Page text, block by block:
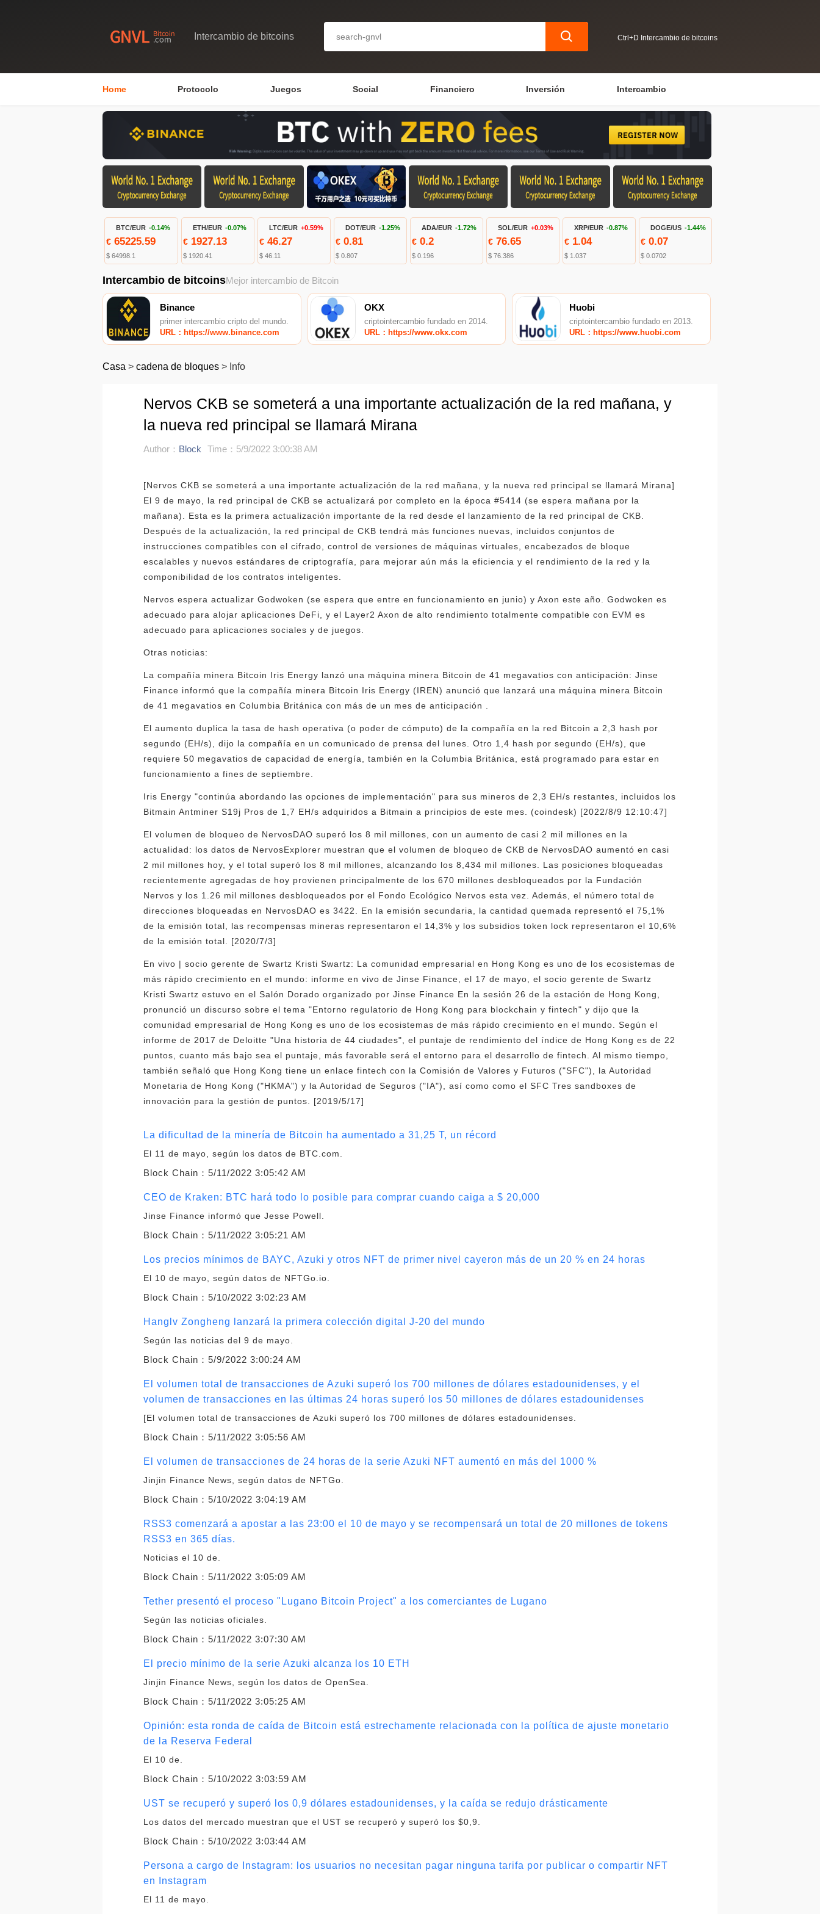
Intercambio de bitcoins Ctrl+D Intercambio de bitcoins
Home Protocolo Juegos Social Financiero Inversión Intercambio
BTC/EUR -0.14%
€ 65225.59
$ 64998.1
ETH/EUR -0.07%
€1927.13
$ 1920.41
LTC/EUR +0.59%
€46.27
$ 46.11
DOT/EUR -1.25%
€0.81
$ 0.807
ADA/EUR -1.72%
€0.2
$ 0.196
SOL/EUR +0.03%
€ 76.65
$ 76.386
XRP/EUR -0.87%
€ 1.04
$ 1.037
DOGE/US -1.44%
€ 0.07
$ 0.0702
Intercambio de bitcoinsMejor intercambio de Bitcoin
Binance
primer intercambio cripto del mundo.
URL：https://www.binance.com
OKX
criptointercambio fundado en 2014.
URL：https://www.okx.com
Huobi
criptointercambio fundado en 2013.
URL：https://www.huobi.com
Casa > cadena de bloques > Info
Nervos CKB se someterá a una importante actualización de la red mañana, y
la nueva red principal se llamará Mirana
Author： Block Time：5/9/2022 3:00:38 AM
[Nervos CKB se someterá a una importante actualización de la red mañana, y la nueva red principal se llamará Mirana]
El 9 de mayo, la red principal de CKB se actualizará por completo en la época #5414 (se espera mañana por la
mañana). Esta es la primera actualización importante de la red desde el lanzamiento de la red principal de CKB.
Después de la actualización, la red principal de CKB tendrá más funciones nuevas, incluidos conjuntos de
instrucciones compatibles con el cifrado, control de versiones de máquinas virtuales, encabezados de bloque
escalables y nuevos estándares de criptografía, para mejorar aún más la eficiencia y el rendimiento de la red y la
componibilidad de los contratos inteligentes.
Nervos espera actualizar Godwoken (se espera que entre en funcionamiento en junio) y Axon este año. Godwoken es
adecuado para alojar aplicaciones DeFi, y el Layer2 Axon de alto rendimiento totalmente compatible con EVM es
adecuado para aplicaciones sociales y de juegos.
Otras noticias:
La compañía minera Bitcoin Iris Energy lanzó una máquina minera Bitcoin de 41 megavatios con anticipación: Jinse
Finance informó que la compañía minera Bitcoin Iris Energy (IREN) anunció que lanzará una máquina minera Bitcoin
de 41 megavatios en Columbia Británica con más de un mes de anticipación .
El aumento duplica la tasa de hash operativa (o poder de cómputo) de la compañía en la red Bitcoin a 2,3 hash por
segundo (EH/s), dijo la compañía en un comunicado de prensa del lunes. Otro 1,4 hash por segundo (EH/s), que
requiere 50 megavatios de capacidad de energía, también en la Columbia Británica, está programado para estar en
funcionamiento a fines de septiembre.
Iris Energy "continúa abordando las opciones de implementación" para sus mineros de 2,3 EH/s restantes, incluidos los
Bitmain Antminer S19j Pros de 1,7 EH/s adquiridos a Bitmain a principios de este mes. (coindesk) [2022/8/9 12:10:47]
El volumen de bloqueo de NervosDAO superó los 8 mil millones, con un aumento de casi 2 mil millones en la
actualidad: los datos de NervosExplorer muestran que el volumen de bloqueo de CKB de NervosDAO aumentó en casi
2 mil millones hoy, y el total superó los 8 mil millones, alcanzando los 8,434 mil millones. Las posiciones bloqueadas
recientemente agregadas de hoy provienen principalmente de los 670 millones desbloqueados por la Fundación
Nervos y los 1.26 mil millones desbloqueados por el Fondo Ecológico Nervos esta vez. Además, el número total de
direcciones bloqueadas en NervosDAO es 3422. En la emisión secundaria, la cantidad quemada representó el 75,1%
de la emisión total, las recompensas mineras representaron el 14,3% y los subsidios token lock representaron el 10,6%
de la emisión total. [2020/7/3]
En vivo | socio gerente de Swartz Kristi Swartz: La comunidad empresarial en Hong Kong es uno de los ecosistemas de
más rápido crecimiento en el mundo: informe en vivo de Jinse Finance, el 17 de mayo, el socio gerente de Swartz
Kristi Swartz estuvo en el Salón Dorado organizado por Jinse Finance En la sesión 26 de la estación de Hong Kong,
pronunció un discurso sobre el tema "Entorno regulatorio de Hong Kong para blockchain y fintech" y dijo que la
comunidad empresarial de Hong Kong es uno de los ecosistemas de más rápido crecimiento en el mundo. Según el
informe de 2017 de Deloitte "Una historia de 44 ciudades", el puntaje de rendimiento del índice de Hong Kong es de 22
puntos, cuanto más bajo sea el puntaje, más favorable será el entorno para el desarrollo de fintech. Al mismo tiempo,
también señaló que Hong Kong tiene un enlace fintech con la Comisión de Valores y Futuros ("SFC"), la Autoridad
Monetaria de Hong Kong ("HKMA") y la Autoridad de Seguros ("IA"), así como como el SFC Tres sandboxes de
innovación para la gestión de puntos. [2019/5/17]
La dificultad de la minería de Bitcoin ha aumentado a 31,25 T, un récord
El 11 de mayo, según los datos de BTC.com.
Block Chain：5/11/2022 3:05:42 AM
CEO de Kraken: BTC hará todo lo posible para comprar cuando caiga a $ 20,000
Jinse Finance informó que Jesse Powell.
Block Chain：5/11/2022 3:05:21 AM
Los precios mínimos de BAYC, Azuki y otros NFT de primer nivel cayeron más de un 20 % en 24 horas
El 10 de mayo, según datos de NFTGo.io.
Block Chain：5/10/2022 3:02:23 AM
Hanglv Zongheng lanzará la primera colección digital J-20 del mundo
Según las noticias del 9 de mayo.
Block Chain：5/9/2022 3:00:24 AM
El volumen total de transacciones de Azuki superó los 700 millones de dólares estadounidenses, y el
volumen de transacciones en las últimas 24 horas superó los 50 millones de dólares estadounidenses
[El volumen total de transacciones de Azuki superó los 700 millones de dólares estadounidenses.
Block Chain：5/11/2022 3:05:56 AM
El volumen de transacciones de 24 horas de la serie Azuki NFT aumentó en más del 1000 %
Jinjin Finance News, según datos de NFTGo.
Block Chain：5/10/2022 3:04:19 AM
RSS3 comenzará a apostar a las 23:00 el 10 de mayo y se recompensará un total de 20 millones de tokens
RSS3 en 365 días.
Noticias el 10 de.
Block Chain：5/11/2022 3:05:09 AM
Tether presentó el proceso "Lugano Bitcoin Project" a los comerciantes de Lugano
Según las noticias oficiales.
Block Chain：5/11/2022 3:07:30 AM
El precio mínimo de la serie Azuki alcanza los 10 ETH
Jinjin Finance News, según los datos de OpenSea.
Block Chain：5/11/2022 3:05:25 AM
Opinión: esta ronda de caída de Bitcoin está estrechamente relacionada con la política de ajuste monetario
de la Reserva Federal
El 10 de.
Block Chain：5/10/2022 3:03:59 AM
UST se recuperó y superó los 0,9 dólares estadounidenses, y la caída se redujo drásticamente
Los datos del mercado muestran que el UST se recuperó y superó los $0,9.
Block Chain：5/10/2022 3:03:44 AM
Persona a cargo de Instagram: los usuarios no necesitan pagar ninguna tarifa por publicar o compartir NFT
en Instagram
El 11 de mayo.